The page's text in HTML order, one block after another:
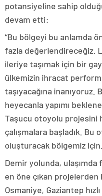
potansiyeline sahip
devam etti:
“Bu bölgeyi bu anlamda
fazla değerlendireceğiz.
ileriye taşımak için bir
ülkemizin ihracat
taşıyacağına inanıyoruz.
heyecanla yapımı
Taşucu otoyolu projesini
çalışmalara başladık. Bu
oluşturacak bölgemiz için.
Demir yolunda,
en öne çıkan
Osmaniye, Gaziantep